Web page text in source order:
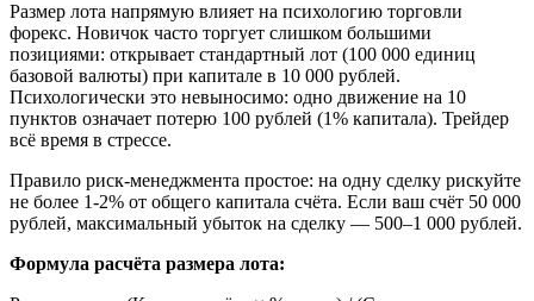
Размер лота напрямую влияет на психологию торговли
форекс. Новичок часто торгует слишком большими
позициями: открывает стандартный лот (100 000 единиц
базовой валюты) при капитале в 10 000 рублей.
Психологически это невыносимо: одно движение на 10
пунктов означает потерю 100 рублей (1% капитала). Трейдер
всё время в стрессе.
Правило риск-менеджмента простое: на одну сделку рискуйте
не более 1-2% от общего капитала счёта. Если ваш счёт 50 000
рублей, максимальный убыток на сделку — 500–1 000 рублей.
Формула расчёта размера лота: